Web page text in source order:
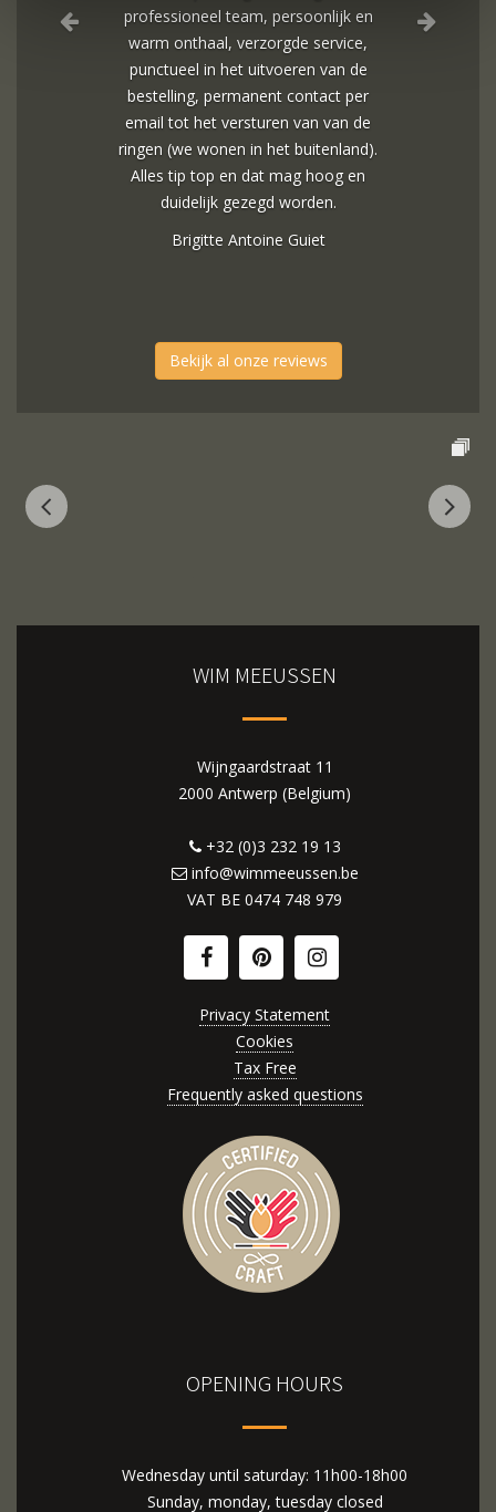
professioneel team, persoonlijk en
warm onthaal, verzorgde service,
punctueel in het uitvoeren van de
bestelling, permanent contact per
email tot het versturen van van de
ringen (we wonen in het buitenland).
Alles tip top en dat mag hoog en
duidelijk gezegd worden.
Brigitte Antoine Guiet
Bekijk al onze reviews
WIM MEEUSSEN
Wijngaardstraat 11
2000 Antwerp (Belgium)
+32 (0)3 232 19 13
info@wimmeeussen.be
VAT BE 0474 748 979
Privacy Statement
Cookies
Tax Free
Frequently asked questions
OPENING HOURS
Wednesday until saturday: 11h00-18h00
Sunday, monday, tuesday closed